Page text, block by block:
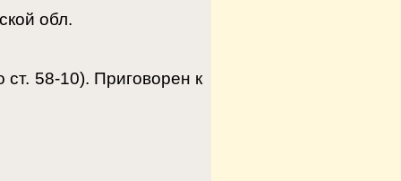
обл.
58-10). Приговорен к